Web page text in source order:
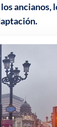
ancianos,